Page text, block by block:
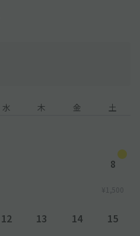
水 木 金 土
8
¥1,500
12 13 14 15